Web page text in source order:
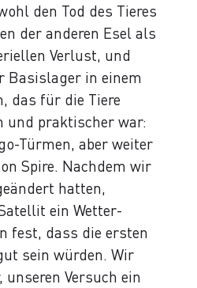
den Tod des Tieres
der anderen Esel als
Verlust, und
Basislager in einem
das für die Tiere
und praktischer war:
Türmen, aber weiter
Spire. Nachdem wir
hatten,
ein Wetter-
fest, dass die ersten
sein würden. Wir
unseren Versuch ein